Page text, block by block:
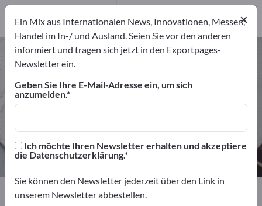
Spezialpapiere – Hersteller und
Anbieter Hersteller
2
Hersteller49
Distributoren2
Exportpages Roh- & Werkstoffe
×
Ein Mix aus Internationalen News, Innovationen, Messen,
Handel im In-/ und Ausland. Seien Sie vor den anderen
informiert und tragen sich jetzt in den Exportpages-
Newsletter ein.
Geben Sie Ihre E-Mail-Adresse ein, um sich
anzumelden.
Ich möchte Ihren Newsletter erhalten und akzeptiere
die Datenschutzerklärung.
Sie können den Newsletter jederzeit über den Link in
unserem Newsletter abbestellen.